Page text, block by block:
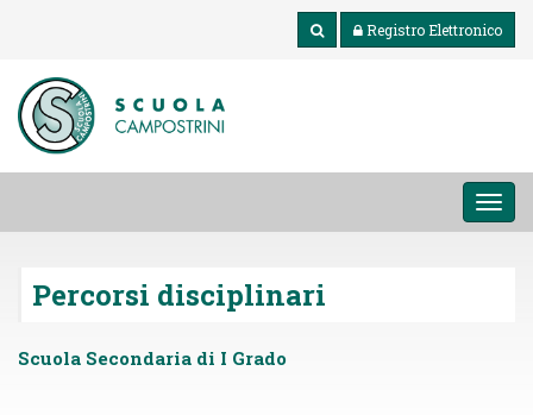
Registro Elettronico
Percorsi disciplinari
Scuola Secondaria di I Grado